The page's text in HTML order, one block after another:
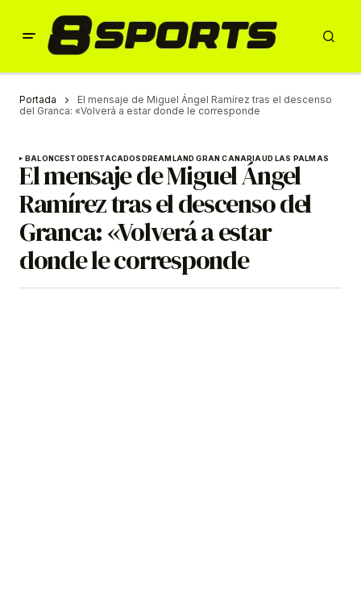
Portada
El mensaje de Miguel Ángel Ramírez tras el descenso
del Granca: «Volverá a estar donde le corresponde
BALONCESTODESTACADOSDREAMLAND GRAN CANARIAUD LAS PALMAS
El mensaje de Miguel Ángel
Ramírez tras el descenso del
Granca: «Volverá a estar
donde le corresponde